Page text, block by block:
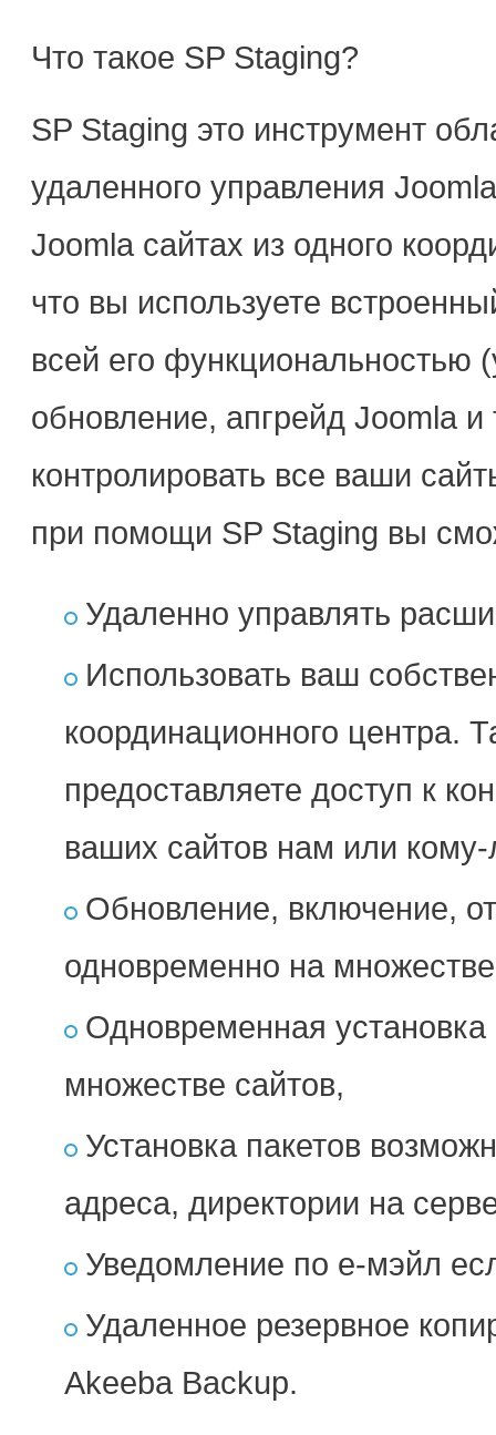
Что такое SP Staging?
SP Staging это инструмент
удаленного управления
Joomla сайтах из одного
что вы используете
всей его функциональностью
обновление, апгрейд Joomla
контролировать все ваши
при помощи SP Staging вы
Удаленно управлять
Использовать ваш
координационного центра.
предоставляете доступ к
ваших сайтов нам или
Обновление, включение,
одновременно на
Одновременная
множестве сайтов,
Установка пакетов
адреса, директории на
Уведомление по е-мэйл
Удаленное резервное
Akeeba Backup.